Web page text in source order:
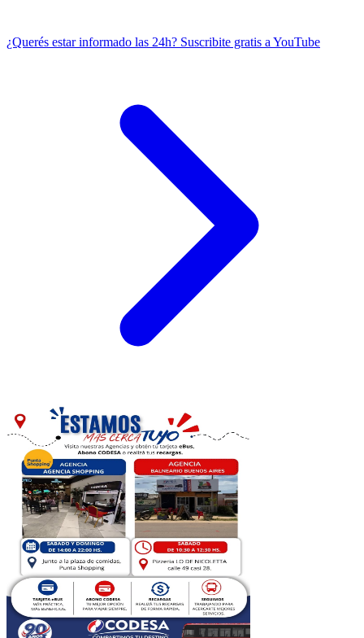
¿Querés estar informado las 24h? Suscribite gratis a YouTube